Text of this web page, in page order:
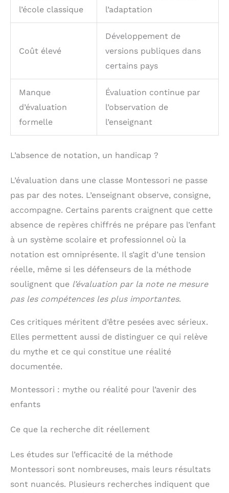
l’école classique
l’adaptation
Coût élevé
Développement de
versions publiques dans
certains pays
Manque
d’évaluation
formelle
Évaluation continue par
l’observation de
l’enseignant
L’absence de notation, un handicap ?
L’évaluation dans une classe Montessori ne passe
pas par des notes. L’enseignant observe, consigne,
accompagne. Certains parents craignent que cette
absence de repères chiffrés ne prépare pas l’enfant
à un système scolaire et professionnel où la
notation est omniprésente. Il s’agit d’une tension
réelle, même si les défenseurs de la méthode
soulignent que l’évaluation par la note ne mesure
pas les compétences les plus importantes.
Ces critiques méritent d’être pesées avec sérieux.
Elles permettent aussi de distinguer ce qui relève
du mythe et ce qui constitue une réalité
documentée.
Montessori : mythe ou réalité pour l’avenir des
enfants
Ce que la recherche dit réellement
Les études sur l’efficacité de la méthode
Montessori sont nombreuses, mais leurs résultats
sont nuancés. Plusieurs recherches indiquent que